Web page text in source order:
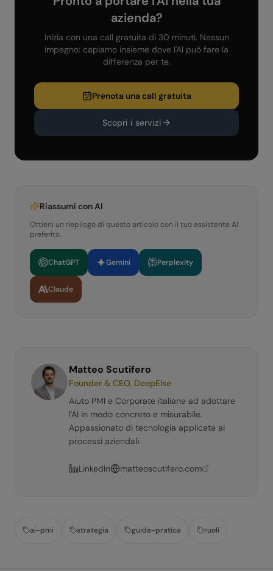
azienda?
Inizia con una call gratuita di 30 minuti. Nessun
impegno: capiamo insieme dove l'AI può fare la
differenza per te.
Prenota una call gratuita
Scopri i servizi
Riassumi con AI
Ottieni un riepilogo di questo articolo con il tuo assistente AI
preferito.
ChatGPT Gemini Perplexity
Claude
Matteo Scutifero
Founder & CEO, DeepElse
Aiuto PMI e Corporate italiane ad adottare
l'AI in modo concreto e misurabile.
Appassionato di tecnologia applicata ai
processi aziendali.
LinkedIn matteoscutifero.com
ai-pmi strategia guida-pratica ruoli